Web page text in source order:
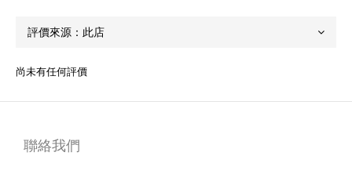
尚未有任何評價
聯絡我們